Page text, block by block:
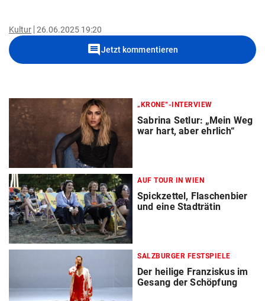
Kultur 26.06.2025 19:20
commentJetzt kommentieren
„KRONE“-INTERVIEW
Sabrina Setlur: „Mein Weg
war hart, aber ehrlich“
AUF TOUR IN WIEN
Spickzettel, Flaschenbier
und eine Stadträtin
SALZBURGER FESTSPIELE
Der heilige Franziskus im
Gesang der Schöpfung